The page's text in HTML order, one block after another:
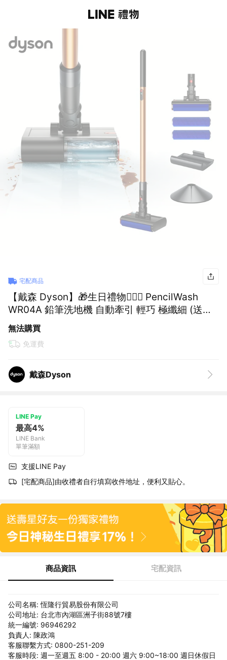
宅配商品
【戴森 Dyson】🎁生日禮物👩‍❤️‍👨 PencilWash
WR04A 鉛筆洗地機 自動牽引 輕巧 極纖細 (送原
廠洗地滾筒2組)
無法購買
免運費
戴森Dyson
LINE Pay
最高4%
LINE Bank
單筆滿額
支援LINE Pay
[宅配商品]由收禮者自行填寫收件地址，便利又貼心。
商品資訊 宅配資訊
公司名稱: 恆隆行貿易股份有限公司
公司地址: 台北市內湖區洲子街88號7樓
統一編號: 96946292
負責人: 陳政鴻
客服聯繫方式: 0800-251-209
客服時段: 週一至週五 8:00 - 20:00 週六 9:00~18:00 週日休假日